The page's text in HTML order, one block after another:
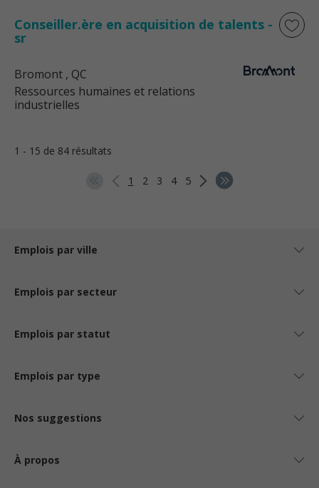
Conseiller.ère en acquisition de talents -
sr
Bromont , QC
Ressources humaines et relations
industrielles
1 - 15 de 84 résultats
1 2 3 4 5
Emplois par ville
Emplois par secteur
Emplois par statut
Emplois par type
Nos suggestions
À propos